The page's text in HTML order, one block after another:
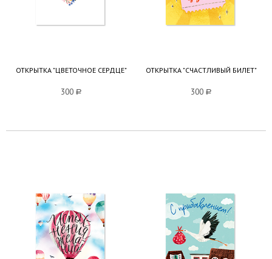
ОТКРЫТКА "ЦВЕТОЧНОЕ СЕРДЦЕ"
300 a
ОТКРЫТКА "СЧАСТЛИВЫЙ БИЛЕТ"
300 a